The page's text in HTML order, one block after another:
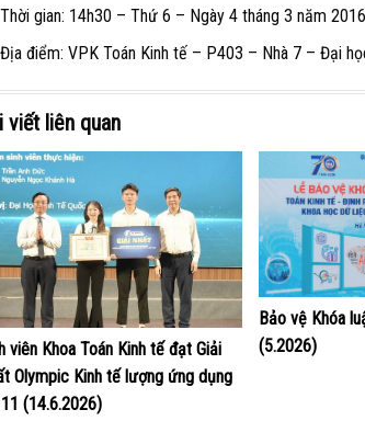
Thời gian: 14h30 – Thứ 6 – Ngày 4 tháng 3 năm 2016
Địa điểm: VPK Toán Kinh tế – P403 – Nhà 7 – Đại
viết liên quan
viên Khoa Toán Kinh tế đạt Giải
Olympic Kinh tế lượng ứng dụng
(14.6.2026)
Bảo vệ Khóa
(5.2026)